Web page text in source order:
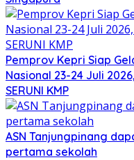
Pemprov Kepri Siap
Nasional 23-24 Juli
SERUNI KMP
ASN Tanjungpinang
pertama sekolah